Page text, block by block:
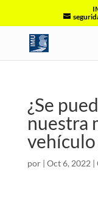
¿Se
nuestra
vehículo
por | Oct 6, 2022 |